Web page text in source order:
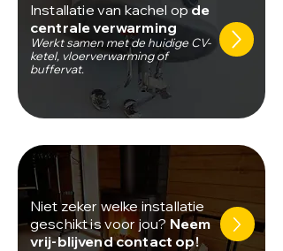
Werkt samen met de huidige CV-
ketel, vloerverwarming of
buffervat.
Installatie van kachel opde
centrale verwarming
Niet zeker welke installatie
geschikt is voor jou? Neem
vrij-blijvend contact op!